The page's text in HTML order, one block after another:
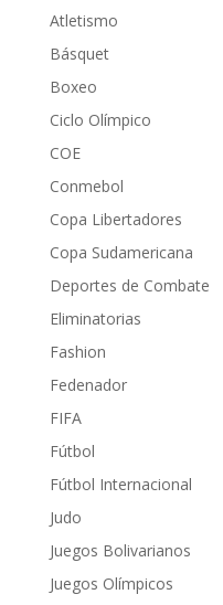
Atletismo
Básquet
Boxeo
Ciclo Olímpico
COE
Conmebol
Copa Libertadores
Copa Sudamericana
Deportes de Combate
Eliminatorias
Fashion
Fedenador
FIFA
Fútbol
Fútbol Internacional
Judo
Juegos Bolivarianos
Juegos Olímpicos